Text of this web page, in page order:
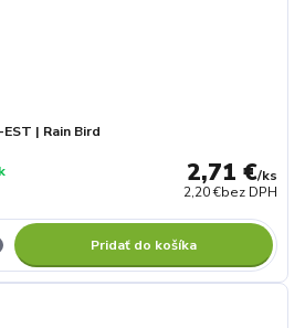
| Rain Bird
2,71 €/ks
2,20 €bez DPH
Pridať do košíka